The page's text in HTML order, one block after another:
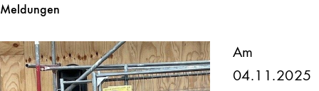
Meldungen
Am
04.11.2025